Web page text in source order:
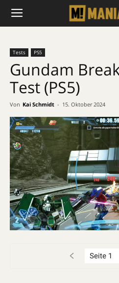
Tests PS5
Gundam
Test (PS5)
Von Kai Schmidt - 15. Oktober 2024